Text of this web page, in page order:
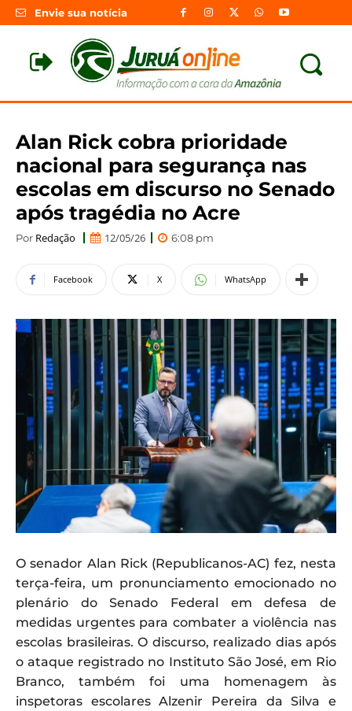
Envie sua notícia
Alan Rick cobra prioridade
nacional para segurança nas
escolas em discurso no Senado
após tragédia no Acre
Por Redação 12/05/26 6:08 pm
Facebook X WhatsApp
O senador Alan Rick (Republicanos-AC) fez, nesta
terça-feira, um pronunciamento emocionado no
plenário do Senado Federal em defesa de
medidas urgentes para combater a violência nas
escolas brasileiras. O discurso, realizado dias após
o ataque registrado no Instituto São José, em Rio
Branco, também foi uma homenagem às
inspetoras escolares Alzenir Pereira da Silva e